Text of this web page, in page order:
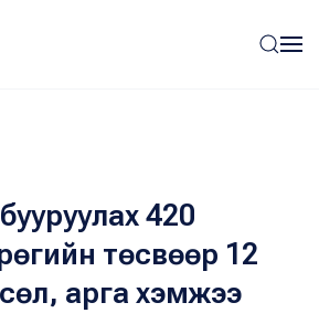
420
төсвөөр 12
арга хэмжээ